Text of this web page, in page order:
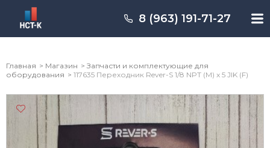
8 (963) 191-71-27
Главная Магазин
Запчасти и комплектующие для
оборудования
117635 Переходник Rever-S 1/8 NPT (M) x 5 JIK (F)